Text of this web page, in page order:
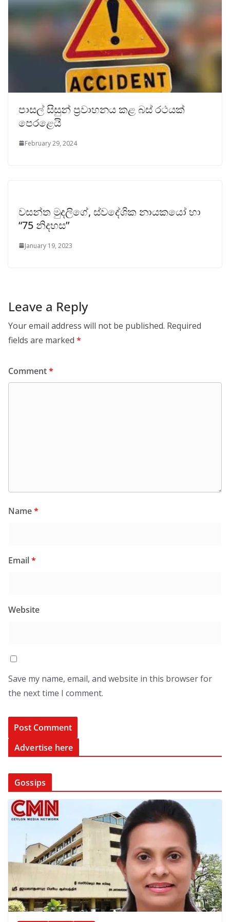
පාසල් සිසුන් ප්‍රවාහනය කළ බස් රථයක්
පෙරළෙයි
February 29, 2024
වසන්ත මුදලිගේ, ස්වදේශික නායකයෝ හා
“75 නිදහස”
January 19, 2023
Leave a Reply
Your email address will not be published. Required
fields are marked *
Comment*
Name*
Email*
Website
Save my name, email, and website in this browser for
the next time I comment.
Advertise here
Gossips